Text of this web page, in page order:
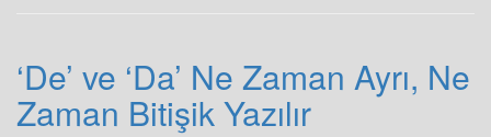
‘De’ ve ‘Da’ Ne Zaman Ayrı, Ne
Zaman Bitişik Yazılır